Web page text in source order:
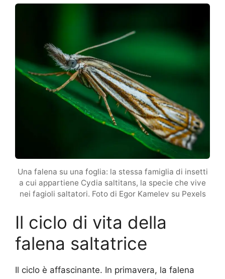
Una falena su una foglia: la stessa famiglia di insetti
a cui appartiene Cydia saltitans, la specie che vive
nei fagioli saltatori. Foto di Egor Kamelev su Pexels
Il ciclo di vita della
falena saltatrice
Il ciclo è affascinante. In primavera, la falena